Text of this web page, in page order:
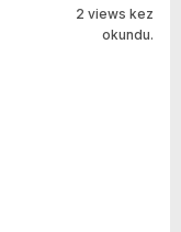
2 views kez
okundu.